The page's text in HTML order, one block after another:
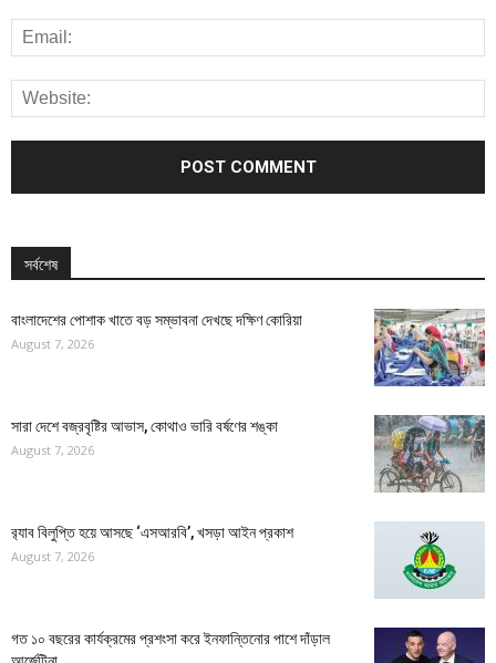
সর্বশেষ
বাংলাদেশের পোশাক খাতে বড় সম্ভাবনা দেখছে দক্ষিণ কোরিয়া
August 7, 2026
সারা দেশে বজ্রবৃষ্টির আভাস, কোথাও ভারি বর্ষণের শঙ্কা
August 7, 2026
র‍্যাব বিলুপ্তি হয়ে আসছে ‘এসআরবি’, খসড়া আইন প্রকাশ
August 7, 2026
গত ১০ বছরের কার্যক্রমের প্রশংসা করে ইনফান্তিনোর পাশে দাঁড়াল